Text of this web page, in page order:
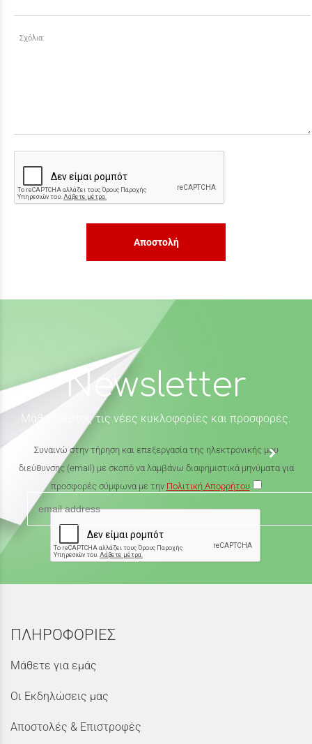
Σχόλια:
Αποστολή
Newsletter
Μάθε πρώτος τις νέες κυκλοφορίες και προσφορές.
Συναινώ στην τήρηση και επεξεργασία της ηλεκτρονικής μου
διεύθυνσης (email) με σκοπό να λαμβάνω διαφημιστικά μηνύματα για
προσφορές σύμφωνα με την Πολιτική Απορρήτου
ΠΛΗΡΟΦΟΡΙΕΣ
Μάθετε για εμάς
Οι Εκδηλώσεις μας
Αποστολές & Επιστροφές